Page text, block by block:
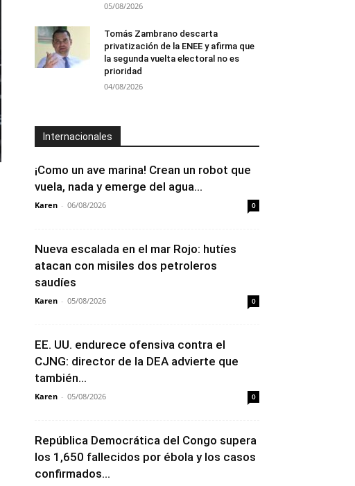
05/08/2026
Tomás Zambrano descarta
privatización de la ENEE y afirma que
la segunda vuelta electoral no es
prioridad
04/08/2026
Internacionales
¡Como un ave marina! Crean un robot que
vuela, nada y emerge del agua...
Karen - 06/08/2026 0
Nueva escalada en el mar Rojo: hutíes
atacan con misiles dos petroleros
saudíes
Karen - 05/08/2026 0
EE. UU. endurece ofensiva contra el
CJNG: director de la DEA advierte que
también...
Karen - 05/08/2026 0
República Democrática del Congo supera
los 1,650 fallecidos por ébola y los casos
confirmados...